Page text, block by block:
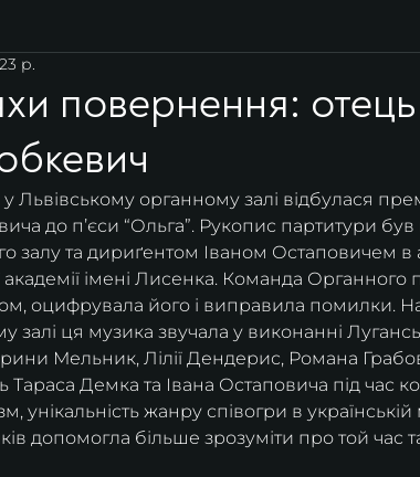
повернення:
р.
Львівському органному залі відбулася
до пʼєси “Ольга”. Рукопис партитури
залу та дириґентом Іваном Остаповичем в
академії імені Лисенка. Команда
оцифрувала його і виправила помилки.
залі ця музика звучала у виконанні
Ірини Мельник, Лілії Дендерис, Романа
Тараса Демка та Івана Остаповича під час
унікальність жанру співогри в
допомогла більше зрозуміти про той час